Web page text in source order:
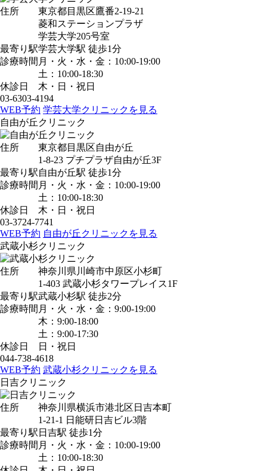
住所
東京都目黒区鷹番2-19-21
菱和ステーションプラザ
学芸大学205号室
最寄り駅学芸大学駅 徒歩1分
診療時間 月・火・水・金：10:00-19:00
土：10:00-18:30
休診日
木・日・祝日
03-6303-4194
WEB予約 学芸大学クリニックを見る
自由が丘クリニック
住所
東京都目黒区自由が丘
1-8-23 プチプラザ自由が丘3F
最寄り駅自由が丘駅 徒歩1分
診療時間 月・火・水・金：10:00-19:00
土：10:00-18:30
休診日
木・日・祝日
03-3724-7741
WEB予約 自由が丘クリニックを見る
武蔵小杉クリニック
住所
神奈川県川崎市中原区小杉町
1-403 武蔵小杉タワープレイス1F
最寄り駅武蔵小杉駅 徒歩2分
診療時間 月・火・水・金：9:00-19:00
木：9:00-18:00
土：9:00-17:30
休診日
日・祝日
044-738-4618
WEB予約 武蔵小杉クリニックを見る
日吉クリニック
住所
神奈川県横浜市港北区日吉本町
1-21-1 日能研日吉ビル3階
最寄り駅 日吉駅 徒歩1分
診療時間 月・火・水・金：10:00-19:00
土：10:00-18:30